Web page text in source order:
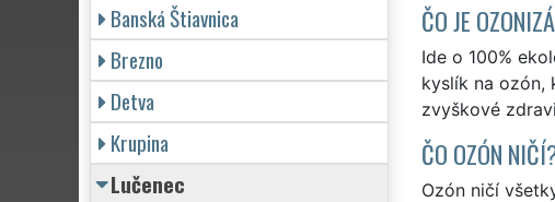
ČO JE
Ide o 100%
kyslík na ozón,
zvyškové
ČO OZÓN
Ozón ničí
Banská Štiavnica
Brezno
Detva
Krupina
Lučenec